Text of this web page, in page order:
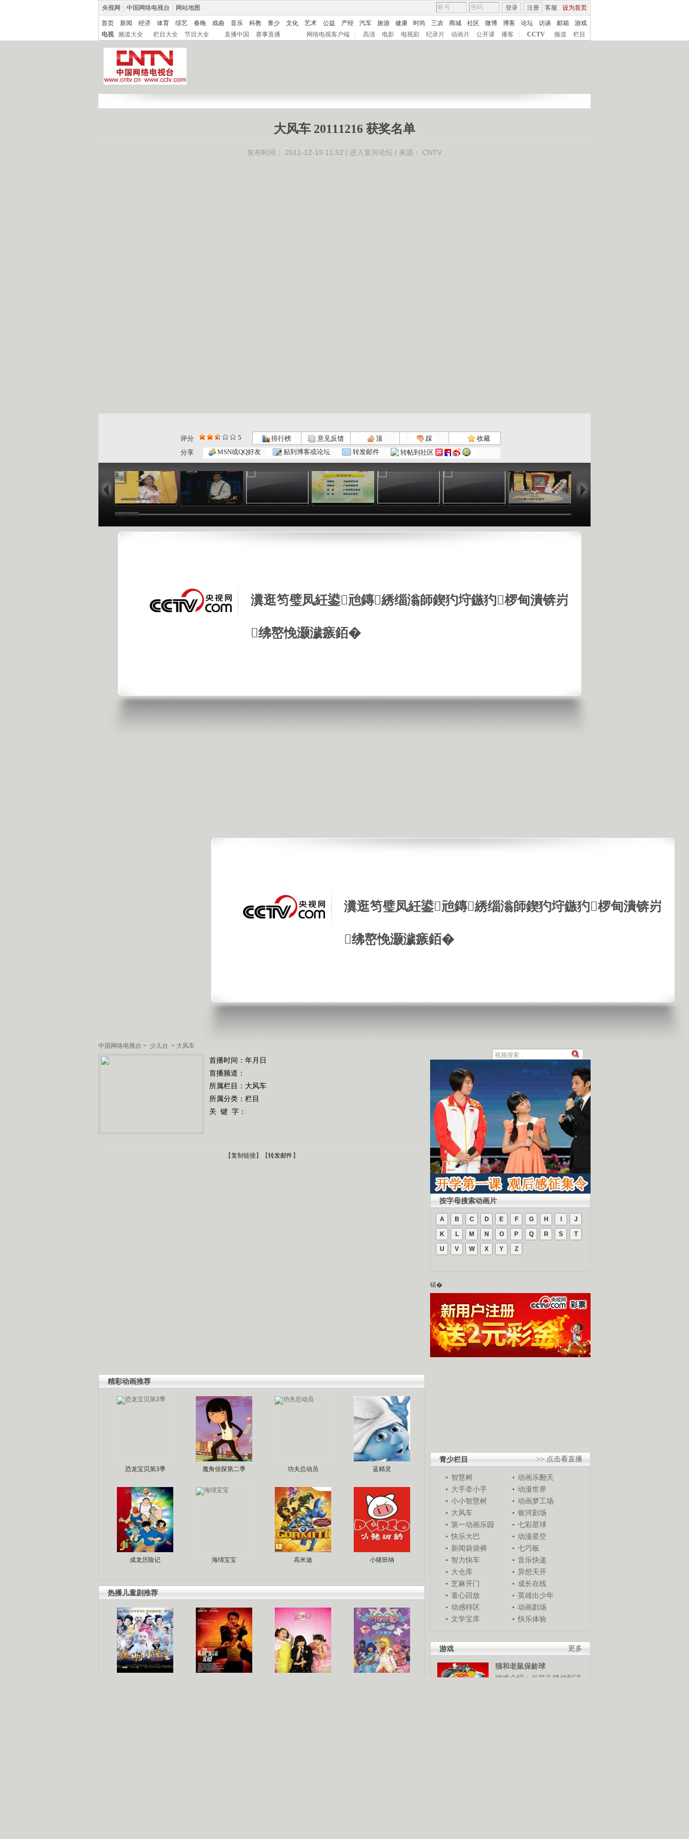
央视网 中国网络电视台 网站地图 客服 设为首页
登录 注册
首页 新闻 经济 体育 综艺 春晚 戏曲 音乐 科教 青少 文化 艺术 公益 产经 汽车 旅游 健康 时尚 三农 商城 社区 微博 博客 论坛 访谈 邮箱
游戏
电视
频道大全 栏目大全 节目大全 直播中国 赛事直播 网络电视客户端 高清 电影 电视剧 纪录片 动画片 公开课 播客 CCTV 频道 栏目
瀵逛笉璧凤紝鍙兘鏄綉缁滃師鍥犳垨鏃犳椤甸潰锛岃
绋嶅悗灏濊瘯銆�
中国网络电视台 > 少儿台 > 大风车
大风车 20111216 获奖名单
发布时间： 2011-12-19 11:52 | 进入复兴论坛 | 来源： CNTV
评分 5 排行榜 意见反馈 顶 踩
收藏
分享
MSN或QQ好友 贴到博客或论坛 转发邮件 转帖到社区
04:59
大风车 2...
17:28
大风车 2...
04:59
大风车 2...
00:19
大风车 2...
17:29
大风车 2...
00:19 04:59
瀵逛笉璧凤紝鍙兘鏄綉缁滃師鍥犳垨鏃犳椤甸潰锛岃
绋嶅悗灏濊瘯銆�
首播时间：年月日
首播频道：
所属栏目： 大风车
所属分类：栏目
关 键 字：
【复制链接】【转发邮件 】
精彩动画推荐
恐龙宝贝第3季 魔角侦探第二季 功夫总动员 蓝精灵
成龙历险记 海绵宝宝 高米迪 小猪班纳
热播儿童剧推荐
按字母搜索动画片
A B C D E F G H J
K L M N O P Q R S T
U V W X Y Z
锘�
>> 点击看直播
青少栏目
智慧树
动画乐翻天
大手牵小手
动漫世界
小小智慧树
动画梦工场
大风车
银河剧场
第一动画乐园
七彩星球
快乐大巴
动漫星空
新闻袋袋裤
七巧板
智力快车
音乐快递
大仓库
异想天开
芝麻开门
成长在线
童心回放
英雄出少年
动感特区
动画剧场
文学宝库
快乐体验
更多
游戏
猫和老鼠保龄球
游戏介绍：当箭头移动到适